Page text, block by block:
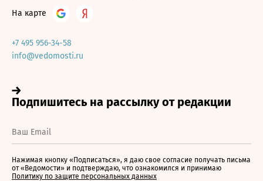
На карте
+7 495 956-34-58
info@vedomosti.ru
Нажимая кнопку «Подписаться», я даю свое согласие получать письма
от «Ведомости» и подтверждаю, что ознакомился и принимаю
Политику по защите персональных данных